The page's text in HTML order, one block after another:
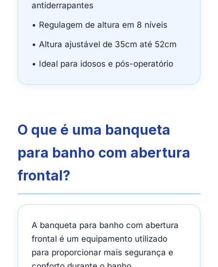
antiderrapantes
• Regulagem de altura em 8 níveis
• Altura ajustável de 35cm até 52cm
• Ideal para idosos e pós-operatório
O que é uma banqueta
para banho com abertura
frontal?
A banqueta para banho com abertura
frontal é um equipamento utilizado
para proporcionar mais segurança e